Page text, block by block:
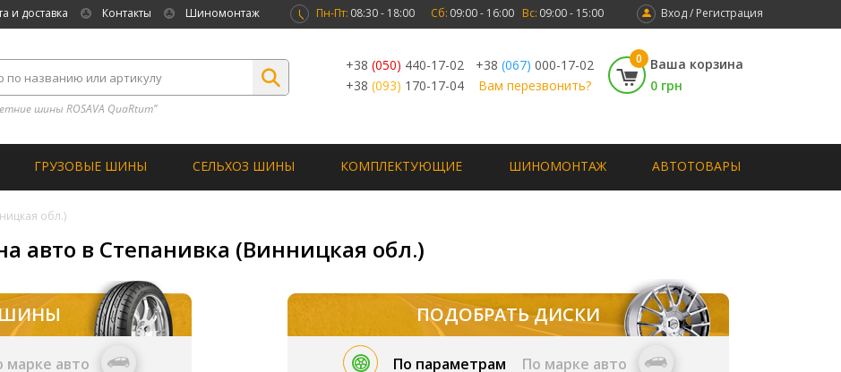
и доставка Контакты Шиномонтаж Вход / Регистрация
Пн-Пт: 08:30 - 18:00 Сб: 09:00 - 16:00 Вс: 09:00 - 15:00
шины ROSAVA QuaRtum”
+38 (050) 440-17-02 +38 (067) 000-17-02
+38 (093) 170-17-04 Вам перезвонить?
0
Ваша корзина
0 грн
ГРУЗОВЫЕ ШИНЫ СЕЛЬХОЗ ШИНЫ КОМПЛЕКТУЮЩИЕ ШИНОМОНТАЖ АВТОТОВАРЫ
обл.)
авто в Степанивка (Винницкая обл.)
ШИНЫ
марке авто
ПОДОБРАТЬ ДИСКИ
По параметрам По марке авто